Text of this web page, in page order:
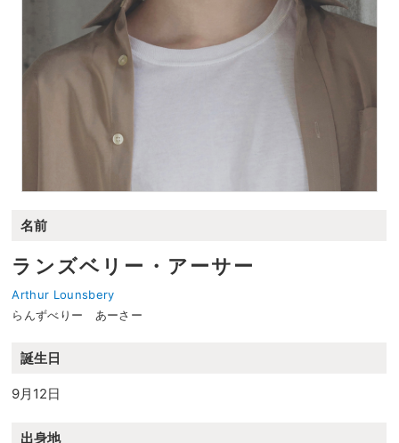
名前
ランズベリー・アーサー
Arthur Lounsbery
らんずべりー あーさー
誕生日
9月12日
出身地